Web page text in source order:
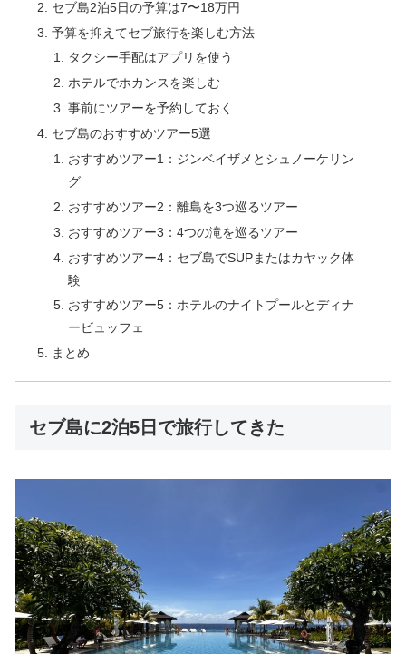
セブ島2泊5日の予算は7〜18万円
予算を抑えてセブ旅行を楽しむ方法
タクシー手配はアプリを使う
ホテルでホカンスを楽しむ
事前にツアーを予約しておく
セブ島のおすすめツアー5選
おすすめツアー1：ジンベイザメとシュノーケリン
グ
おすすめツアー2：離島を3つ巡るツアー
おすすめツアー3：4つの滝を巡るツアー
おすすめツアー4：セブ島でSUPまたはカヤック体
験
おすすめツアー5：ホテルのナイトプールとディナ
ービュッフェ
まとめ
セブ島に2泊5日で旅行してきた